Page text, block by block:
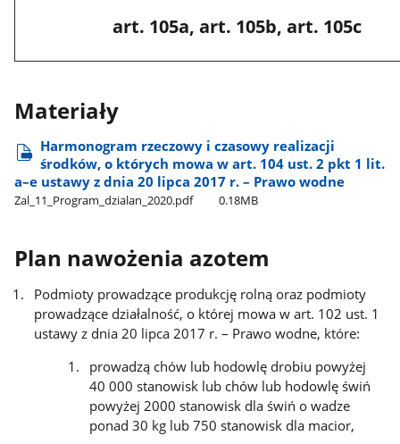
art. 105a, art. 105b, art. 105c
Materiały
Harmonogram rzeczowy i czasowy realizacji
środków, o których mowa w art. 104 ust. 2 pkt 1 lit.
a–e ustawy z dnia 20 lipca 2017 r. – Prawo wodne
Zal​_11​_Program​_dzialan​_2020.pdf 0.18MB
Plan nawożenia azotem
Podmioty prowadzące produkcję rolną oraz podmioty
prowadzące działalność, o której mowa w art. 102 ust. 1
ustawy z dnia 20 lipca 2017 r. – Prawo wodne, które:
prowadzą chów lub hodowlę drobiu powyżej
40 000 stanowisk lub chów lub hodowlę świń
powyżej 2000 stanowisk dla świń o wadze
ponad 30 kg lub 750 stanowisk dla macior,